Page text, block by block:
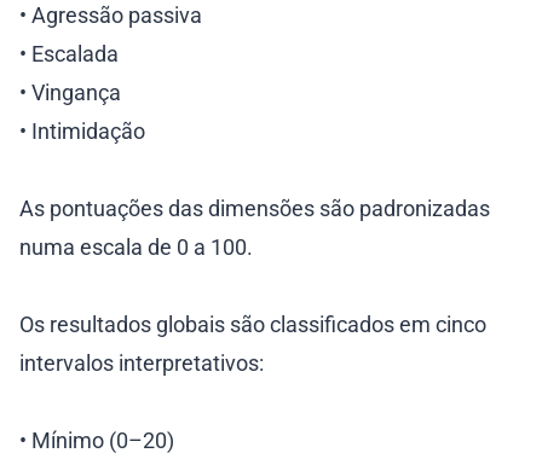
• Agressão passiva
• Escalada
• Vingança
• Intimidação
As pontuações das dimensões são padronizadas
numa escala de 0 a 100.
Os resultados globais são classificados em cinco
intervalos interpretativos:
• Mínimo (0–20)